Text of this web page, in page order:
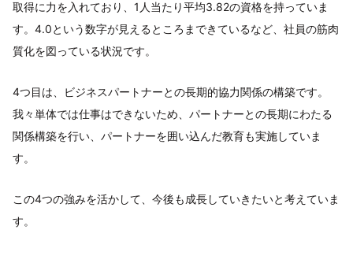
取得に力を入れており、1人当たり平均3.82の資格を持っていま
す。4.0という数字が見えるところまできているなど、社員の筋肉
質化を図っている状況です。
4つ目は、ビジネスパートナーとの長期的協力関係の構築です。
我々単体では仕事はできないため、パートナーとの長期にわたる
関係構築を行い、パートナーを囲い込んだ教育も実施していま
す。
この4つの強みを活かして、今後も成長していきたいと考えていま
す。